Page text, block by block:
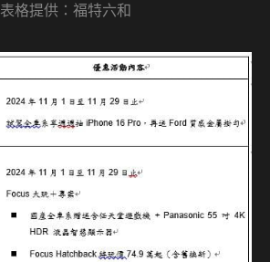
表格提供：福特六和